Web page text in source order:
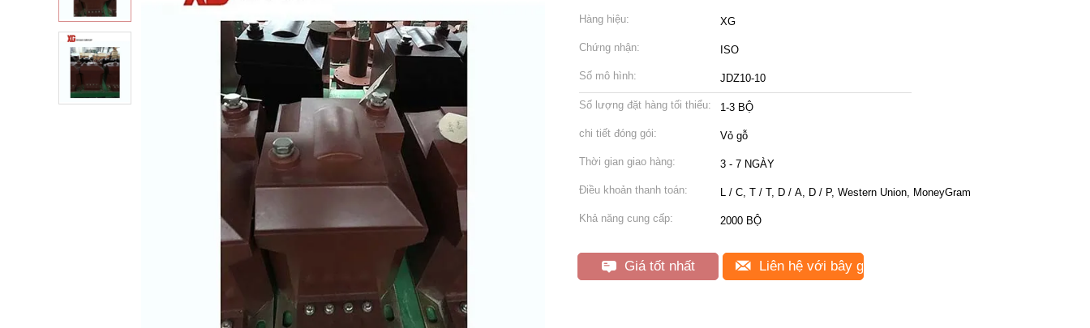
Hàng hiệu: XG
Chứng nhận: ISO
Số mô hình: JDZ10-10
Số lượng đặt hàng tối thiểu: 1-3 BỘ
chi tiết đóng gói: Vỏ gỗ
Thời gian giao hàng: 3 - 7 NGÀY
Điều khoản thanh toán: L / C, T / T, D / A, D / P, Western Union, MoneyGram
Khả năng cung cấp: 2000 BỘ
Giá tốt nhất Liên hệ với bây giờ